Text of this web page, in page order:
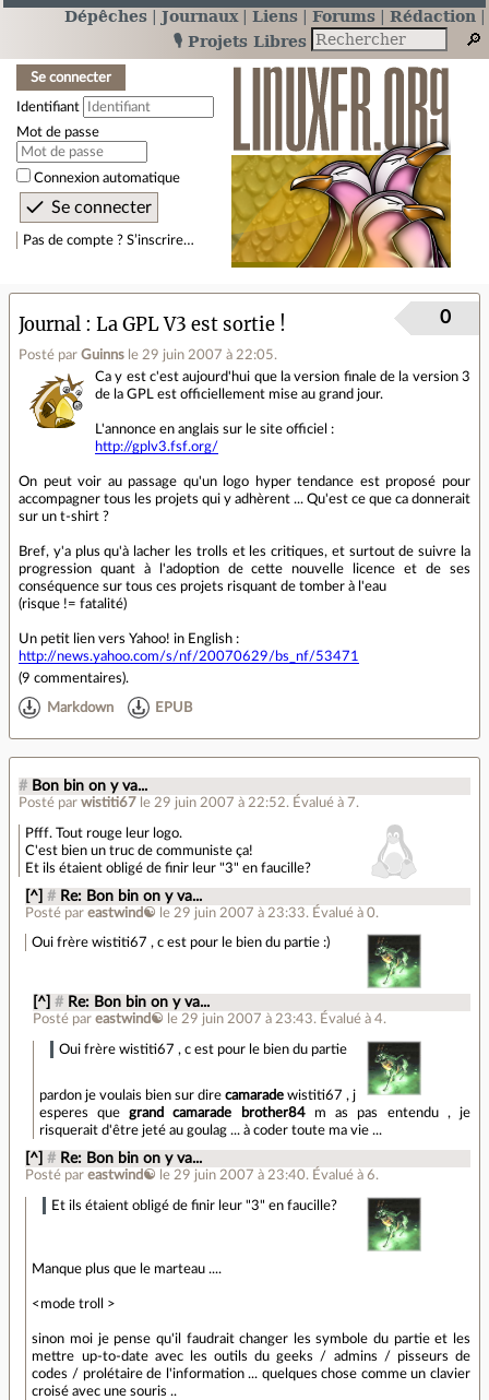
Dépêches Journaux Liens Forums
Rédaction
🎙️ Projets Libres
Se connecter
Identifiant
Mot de passe
Connexion automatique
Pas de compte ? S’inscrire…
Journal La GPL V3 est sortie !
Posté par Guinns le 29 juin 2007 à 22:05.
0
Ca y est c'est aujourd'hui que la version finale de la version 3
de la GPL est officiellement mise au grand jour.
L'annonce en anglais sur le site officiel :
http://gplv3.fsf.org/
On peut voir au passage qu'un logo hyper tendance est proposé pour
accompagner tous les projets qui y adhèrent ... Qu'est ce que ca donnerait
sur un t-shirt ?
Bref, y'a plus qu'à lacher les trolls et les critiques, et surtout de suivre la
progression quant à l'adoption de cette nouvelle licence et de ses
conséquence sur tous ces projets risquant de tomber à l'eau
(risque != fatalité)
Un petit lien vers Yahoo! in English :
http://news.yahoo.com/s/nf/20070629/bs_nf/53471
(9 commentaires).
Markdown EPUB
# Bon bin on y va...
Posté par wistiti67 le 29 juin 2007 à 22:52. Évalué à 7.
Pfff. Tout rouge leur logo.
C'est bien un truc de communiste ça!
Et ils étaient obligé de finir leur "3" en faucille?
[^] # Re: Bon bin on y va...
Posté pareastwind☯ le 29 juin 2007 à 23:33. Évalué à0.
Oui frère wistiti67 , c est pour le bien du partie :)
[^] # Re: Bon bin on y va...
Posté par eastwind☯ le 29 juin 2007 à 23:43.Évalué à 4.
Oui frère wistiti67 , c est pour le bien du partie
pardon je voulais bien sur dire camarade wistiti67 , j
esperes quegrand camarade brother84m as pas entendu , je
risquerait d'être jeté au goulag ... à coder toute ma vie ...
[^] # Re: Bon bin on y va...
Posté pareastwind☯ le 29 juin 2007 à 23:40. Évalué à6.
Et ils étaient obligé de finir leur "3" en faucille?
Manque plus que le marteau ....
<mode troll >
sinon moi je pense qu'il faudrait changer les symbole du partie et les
mettre up-to-date avec les outils du geeks / admins / pisseurs de
codes / prolétaire de l'information ... quelques chose comme un clavier
croisé avec une souris ..